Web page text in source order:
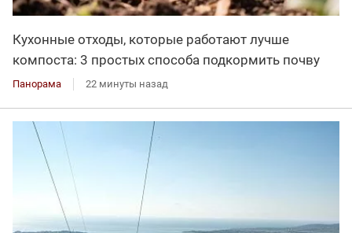
Кухонные отходы, которые работают лучше
компоста: 3 простых способа подкормить почву
Панорама 22 минуты назад